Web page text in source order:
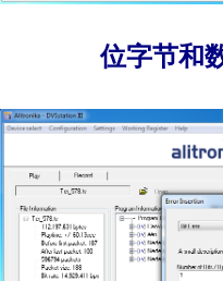
位字节和